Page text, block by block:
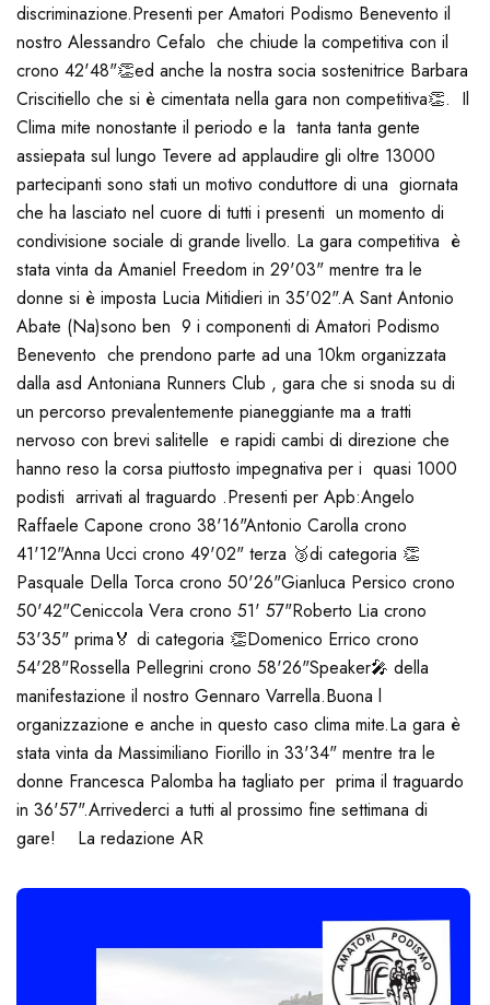
discriminazione.Presenti per Amatori Podismo Benevento il
nostro Alessandro Cefalo che chiude la competitiva con il
crono 42'48"👏ed anche la nostra socia sostenitrice Barbara
Criscitiello che si è cimentata nella gara non competitiva👏. Il
Clima mite nonostante il periodo e la tanta tanta gente
assiepata sul lungo Tevere ad applaudire gli oltre 13000
partecipanti sono stati un motivo conduttore di una giornata
che ha lasciato nel cuore di tutti i presenti un momento di
condivisione sociale di grande livello. La gara competitiva è
stata vinta da Amaniel Freedom in 29'03" mentre tra le
donne si è imposta Lucia Mitidieri in 35'02".A Sant Antonio
Abate (Na)sono ben 9 i componenti di Amatori Podismo
Benevento che prendono parte ad una 10km organizzata
dalla asd Antoniana Runners Club , gara che si snoda su di
un percorso prevalentemente pianeggiante ma a tratti
nervoso con brevi salitelle e rapidi cambi di direzione che
hanno reso la corsa piuttosto impegnativa per i quasi 1000
podisti arrivati al traguardo .Presenti per Apb:Angelo
Raffaele Capone crono 38'16"Antonio Carolla crono
41'12"Anna Ucci crono 49'02" terza 🥉di categoria 👏
Pasquale Della Torca crono 50'26"Gianluca Persico crono
50'42"Ceniccola Vera crono 51' 57"Roberto Lia crono
53'35" prima🏅 di categoria 👏Domenico Errico crono
54'28"Rossella Pellegrini crono 58'26"Speaker🎤 della
manifestazione il nostro Gennaro Varrella.Buona l
organizzazione e anche in questo caso clima mite.La gara è
stata vinta da Massimiliano Fiorillo in 33'34" mentre tra le
donne Francesca Palomba ha tagliato per prima il traguardo
in 36'57".Arrivederci a tutti al prossimo fine settimana di
gare! La redazione AR